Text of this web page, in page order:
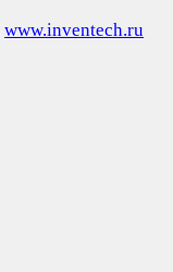
www.inventech.ru